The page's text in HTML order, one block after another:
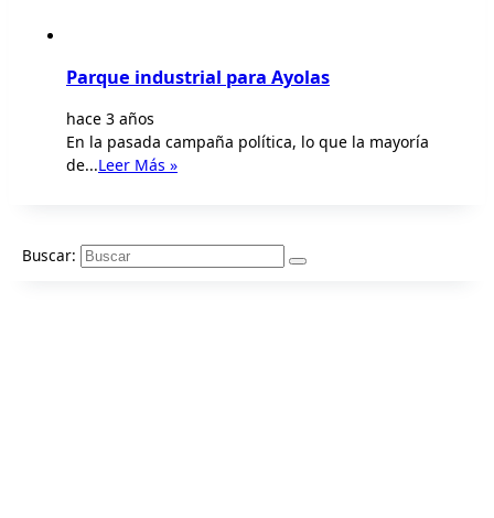
Parque industrial para Ayolas
hace 3 años
En la pasada campaña política, lo que la mayoría
de...Leer Más »
Buscar: